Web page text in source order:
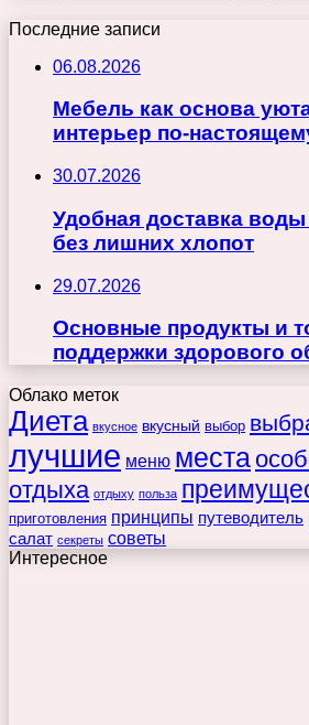
Последние записи
06.08.2026
Мебель как основа
интерьер по-
30.07.2026
Удобная доставка
без лишних хлопот
29.07.2026
Основные продукты и
поддержки здорового
Облако меток
Диета вкусное вкусный выбор
лучшие меню места
отдыха отдыху польза
приготовления принципы путеводитель
салат секреты советы
Интересное